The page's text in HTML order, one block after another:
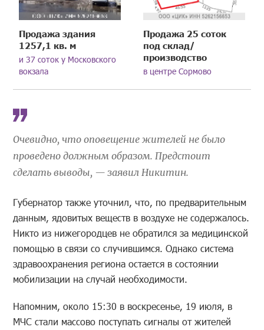
Продажа здания
1257,1 кв. м
и 37 соток у Московского
вокзала
Продажа 25 соток
под склад/
производство
в центре Сормово
Очевидно, что оповещение жителей не было
проведено должным образом. Предстоит
сделать выводы, — заявил Никитин.
Губернатор также уточнил, что, по предварительным
данным, ядовитых веществ в воздухе не содержалось.
Никто из нижегородцев не обратился за медицинской
помощью в связи со случившимся. Однако система
здравоохранения региона остается в состоянии
мобилизации на случай необходимости.
Напомним, около 15:30 в воскресенье, 19 июля, в
МЧС стали массово поступать сигналы от жителей